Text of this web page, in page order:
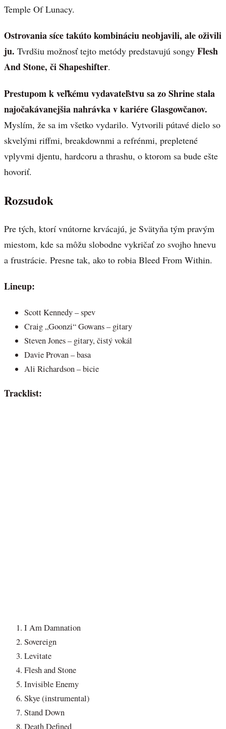
Temple Of Lunacy.
Ostrovania síce takúto kombináciu neobjavili, ale oživili
ju. Tvrdšiu možnosť tejto metódy predstavujú songy Flesh
And Stone, či Shapeshifter.
Prestupom k veľkému vydavateľstvu sa zo Shrine stala
najočakávanejšia nahrávka v kariére Glasgowčanov.
Myslím, že sa im všetko vydarilo. Vytvorili pútavé dielo so
skvelými riffmi, breakdownmi a refrénmi, prepletené
vplyvmi djentu, hardcoru a thrashu, o ktorom sa bude ešte
hovoriť.
Rozsudok
Pre tých, ktorí vnútorne krvácajú, je Svätyňa tým pravým
miestom, kde sa môžu slobodne vykričať zo svojho hnevu
a frustrácie. Presne tak, ako to robia Bleed From Within.
Lineup:
Scott Kennedy – spev
Craig „Goonzi“ Gowans – gitary
Steven Jones – gitary, čistý vokál
Davie Provan – basa
Ali Richardson – bicie
Tracklist:
I Am Damnation
Sovereign
Levitate
Flesh and Stone
Invisible Enemy
Skye (instrumental)
Stand Down
Death Defined